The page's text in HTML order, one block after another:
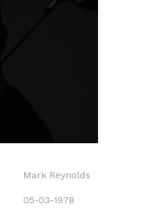
Mark Reynolds
05-03-1978